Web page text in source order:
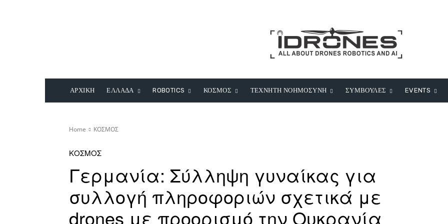
ΑΡΧΙΚΗ ΕΛΛΑΔΑ ROBOTICS ΚΟΣΜΟΣ ΤΕΧΝΗΤΗ ΝΟΗΜΟΣΥΝΗ ΣΥΜΒΟΥΛΕΣ EVENTS
Home ΚΟΣΜΟΣ
ΚΟΣΜΟΣ
Γερμανία: Σύλληψη γυναίκας για
συλλογή πληροφοριών σχετικά με
drones με προορισμό την Ουκρανία